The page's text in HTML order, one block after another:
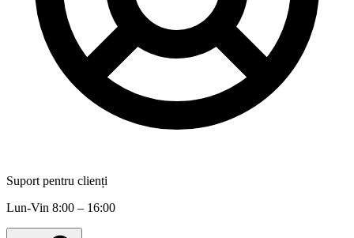
Suport pentru clienți
Lun-Vin 8:00 – 16:00